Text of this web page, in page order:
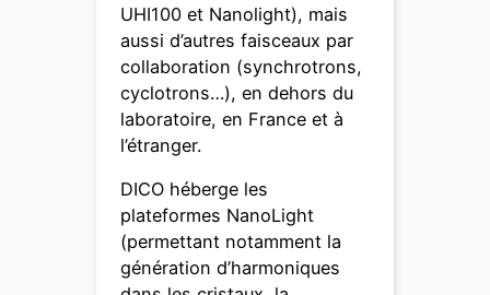
UHI100 et Nanolight), mais
aussi d’autres faisceaux par
collaboration (synchrotrons,
cyclotrons…), en dehors du
laboratoire, en France et à
l’étranger.
DICO héberge les
plateformes NanoLight
(permettant notamment la
génération d’harmoniques